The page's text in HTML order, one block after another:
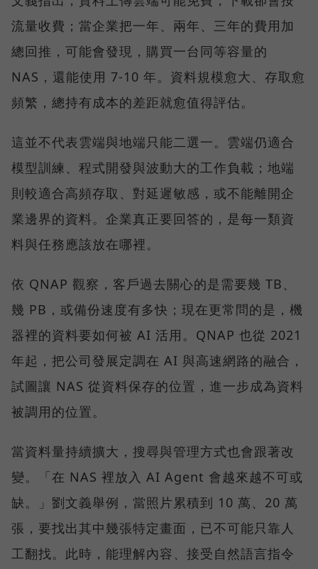
流量收費；當企業把一年、兩年、三年的費用加
總回推，可能會發現，購買一台同等容量的
NAS，還能使用 7-10 年。資料規模愈大、存取愈
頻繁，總持有成本的差距就愈值得評估。
這並不代表雲端與地端只能二選一。雲端仍適合
模型訓練、程式開發與波動大的工作負載；地端
則較適合高頻存取、對延遲敏感，或不能離開企
業邊界的資料。企業真正要回答的，是每一類資
料與任務應該放在哪裡。
依 QNAP 觀察，客戶過去關心的是需要幾 TB、
幾 PB，或備份速度有多快；現在更常問的是，機
器裡的資料要如何被 AI 活用。QNAP 也從 2021
年起，把公司發展定調在 AI 與高速網路的融合，
試圖讓 NAS 從資料保存的位置，進一步成為資料
被調用的位置。
當資料量持續擴大，搜尋與管理方式也會跟著改
變。「在 NAS 裡放入 AI Agent 會越來越不可或
缺。」劉文義舉例，當照片累積到 10 萬、20 萬
張，要找出其中幾張特定畫面，已不可能只靠人
工翻找。此時，能理解內容、接受自然語言指令